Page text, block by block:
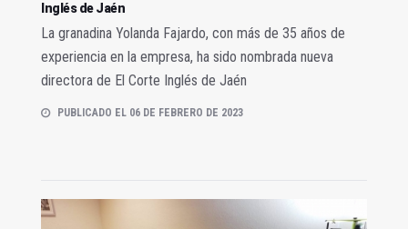
Inglés de Jaén
La granadina Yolanda Fajardo, con más de 35 años de
experiencia en la empresa, ha sido nombrada nueva
directora de El Corte Inglés de Jaén
PUBLICADO EL 06 DE FEBRERO DE 2023